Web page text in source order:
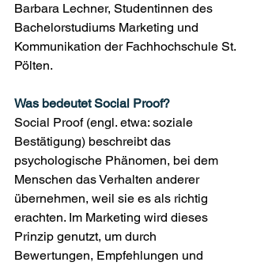
Barbara Lechner, Studentinnen des
Bachelorstudiums Marketing und
Kommunikation der Fachhochschule St.
Pölten.
Was bedeutet Social Proof?
Social Proof (engl. etwa: soziale
Bestätigung) beschreibt das
psychologische Phänomen, bei dem
Menschen das Verhalten anderer
übernehmen, weil sie es als richtig
erachten. Im Marketing wird dieses
Prinzip genutzt, um durch
Bewertungen, Empfehlungen und